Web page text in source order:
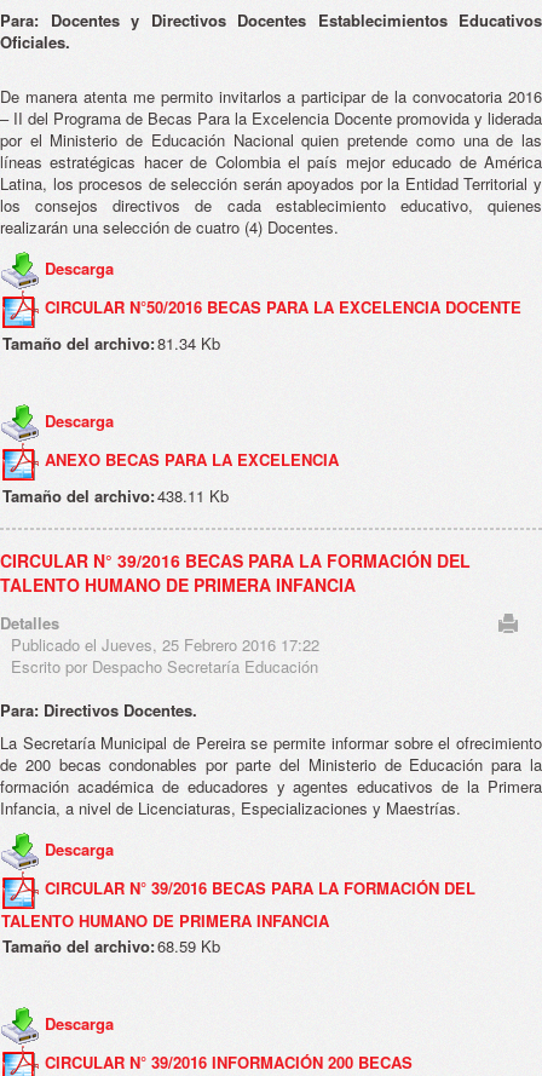
Para: Docentes y Directivos Docentes Establecimientos Educativos
Oficiales.
De manera atenta me permito invitarlos a participar de la convocatoria 2016
– II del Programa de Becas Para la Excelencia Docente promovida y liderada
por el Ministerio de Educación Nacional quien pretende como una de las
líneas estratégicas hacer de Colombia el país mejor educado de América
Latina, los procesos de selección serán apoyados por la Entidad Territorial y
los consejos directivos de cada establecimiento educativo, quienes
realizarán una selección de cuatro (4) Docentes.
Descarga
CIRCULAR N°50/2016 BECAS PARA LA EXCELENCIA DOCENTE
Tamaño del archivo:81.34 Kb
Descarga
ANEXO BECAS PARA LA EXCELENCIA
Tamaño del archivo:438.11 Kb
CIRCULAR N° 39/2016 BECAS PARA LA FORMACIÓN DEL
TALENTO HUMANO DE PRIMERA INFANCIA
Detalles
Publicado el Jueves, 25 Febrero 2016 17:22
Escrito por Despacho Secretaría Educación
Para: Directivos Docentes.
La Secretaría Municipal de Pereira se permite informar sobre el ofrecimiento
de 200 becas condonables por parte del Ministerio de Educación para la
formación académica de educadores y agentes educativos de la Primera
Infancia, a nivel de Licenciaturas, Especializaciones y Maestrías.
Descarga
CIRCULAR N° 39/2016 BECAS PARA LA FORMACIÓN DEL
TALENTO HUMANO DE PRIMERA INFANCIA
Tamaño del archivo:68.59 Kb
Descarga
CIRCULAR N° 39/2016 INFORMACIÓN 200 BECAS